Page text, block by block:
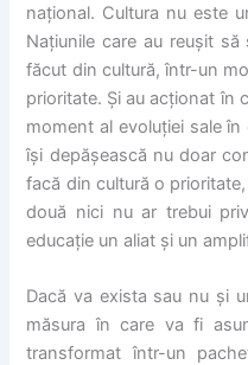
național. Cultura nu este
Națiunile care au reușit
făcut din cultură, într-un
prioritate. Și au acționat în
moment al evoluției sale
își depășească nu doar
facă din cultură o
două nici nu ar trebui
educație un aliat și un
Dacă va exista sau nu și
măsura în care va fi
transformat într-un